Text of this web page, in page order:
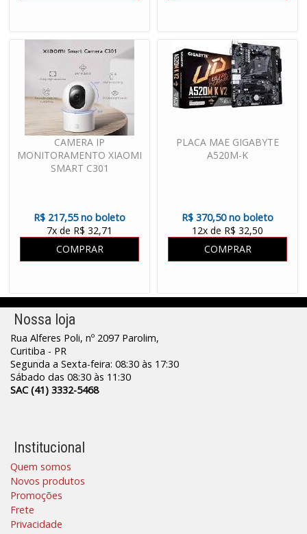
CAMERA IP
MONITORAMENTO XIAOMI
SMART C301
R$ 217,55 no boleto
7x de R$ 32,71
COMPRAR
PLACA MAE GIGABYTE
A520M-K
R$ 370,50 no boleto
12x de R$ 32,50
COMPRAR
Nossa loja
Rua Alferes Poli, nº 2097 Parolim,
Curitiba - PR
Segunda a Sexta-feira: 08:30 às 17:30
Sábado das 08:30 às 11:30
SAC (41) 3332-5468
Institucional
Quem somos
Novos produtos
Promoções
Frete
Privacidade